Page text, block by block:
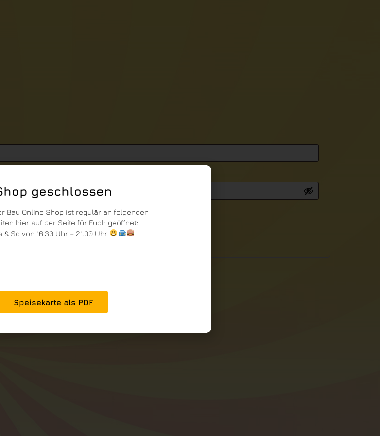
geschlossen
Bau Online Shop ist regulär an folgenden
hier auf der Seite für Euch geöffnet:
& So von 16.30 Uhr – 21.00 Uhr
Speisekarte als PDF